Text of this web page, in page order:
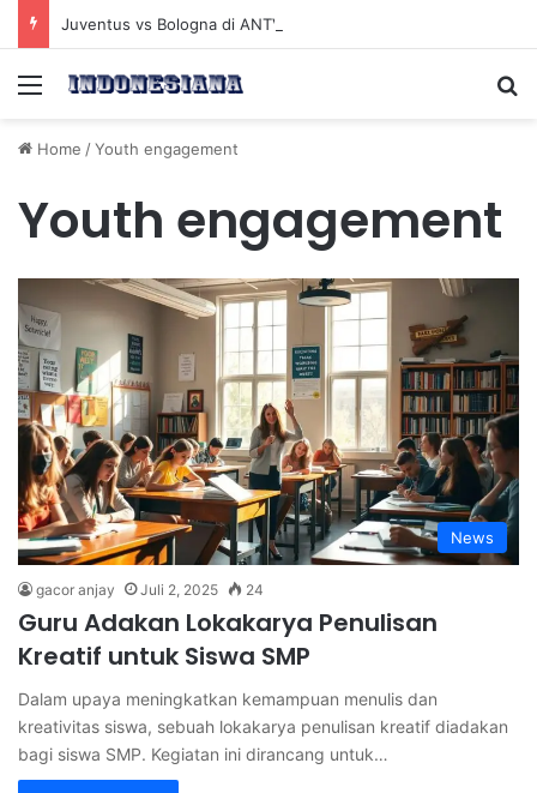
Menu
Home /Youth engagement
Youth engagement
News
gacor anjay Juli 2, 2025 24
Guru Adakan Lokakarya Penulisan
Kreatif untuk Siswa SMP
Dalam upaya meningkatkan kemampuan menulis dan
kreativitas siswa, sebuah lokakarya penulisan kreatif diadakan
bagi siswa SMP. Kegiatan ini dirancang untuk…